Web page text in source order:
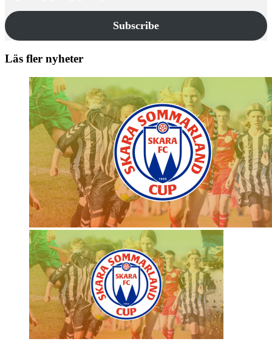
Subscribe
Läs fler nyheter